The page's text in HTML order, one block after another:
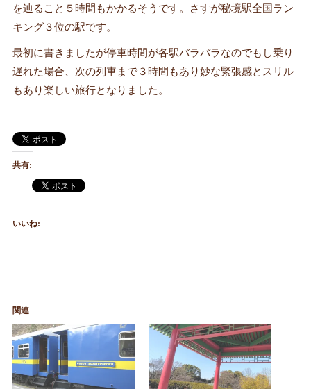
を辿ること５時間もかかるそうです。さすが秘境駅全国ラン
キング３位の駅です。
最初に書きましたが停車時間が各駅バラバラなのでもし乗り
遅れた場合、次の列車まで３時間もあり妙な緊張感とスリル
もあり楽しい旅行となりました。
共有:
いいね:
関連